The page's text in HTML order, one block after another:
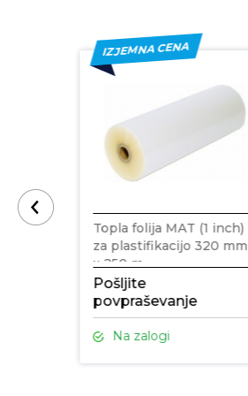
IZJEMNA CENA
Topla folija MAT (1 inch)
za plastifikacijo 320 mm
x 250 m
Pošljite
povpraševanje
Na zalogi